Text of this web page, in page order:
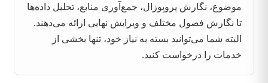
موضوع، نگارش پروپوزال، جمع‌آوری منابع، تحلیل داده‌ها
تا نگارش فصول مختلف و ویرایش نهایی ارائه می‌دهند.
البته شما می‌توانید بسته به نیاز خود، تنها بخشی از
خدمات را درخواست کنید.